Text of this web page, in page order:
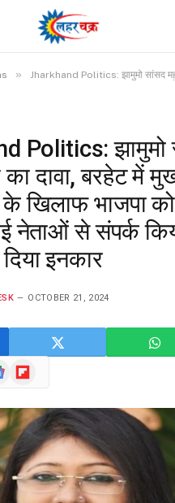
» Jharkhand Politics: झामुमो सांसद महुआ माजी का दावा, बरहेट में मुख्यमंत्री हेमंत सोरेन के खिलाफ भाजपा को नहीं मिल रहे, कई
Politics: झामुमो
दावा, बरहेट में
खिलाफ भाजपा
नेताओं से संपर्क
इनकार
OCTOBER 21, 2024
Flipboard